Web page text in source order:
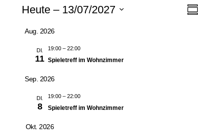
Veranstaltungen
Heute – 13/07/2027
auswählen.
Aug. 2026
DI.
11
19:00– 22:00
Spieletreff im Wohnzimmer
Sep. 2026
DI.
8
19:00– 22:00
Spieletreff im Wohnzimmer
Okt. 2026